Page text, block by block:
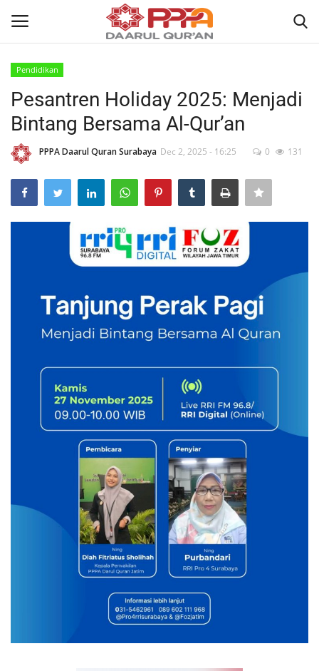
Home
Contact
About
Wisuda Akbar
Pendidikan
Pesantren Holiday 2025: Menjadi
Bintang Bersama Al-Qur’an
PPPA Daarul Quran Surabaya Dec 2, 2025 - 16:25 0 131